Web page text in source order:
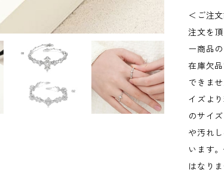
＜ご注
注文を
ー商品
在庫欠
できま
イズよ
のサイ
や汚れ
います
はなり